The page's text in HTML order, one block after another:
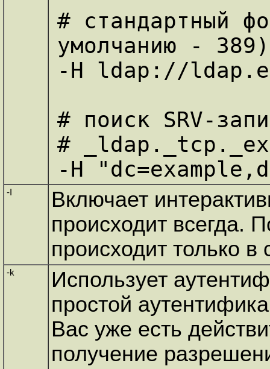
# стандартный
умолчанию - 389)
-H ldap://
# поиск SRV-
#
-I
Включает
происходит всегда.
происходит только
-k
Использует
простой
Вас уже есть
получение